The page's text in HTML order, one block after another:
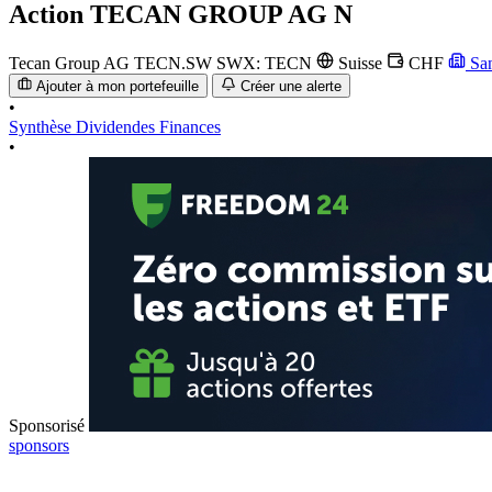
Action TECAN GROUP AG N
Tecan Group AG TECN.SW SWX: TECN Suisse CHF
Ajouter à mon portefeuille Créer une alerte
•
Synthèse Dividendes Finances
•
Sponsorisé
sponsors